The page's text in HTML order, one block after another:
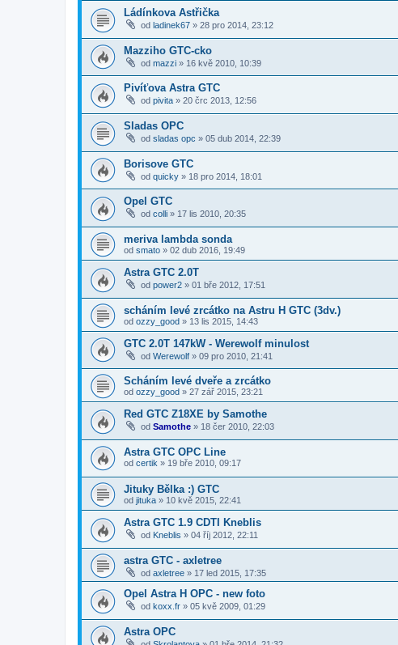
Ládínkova Astřička
od ladinek67 » 28 pro 2014, 23:12
Mazziho GTC-cko
od mazzi » 16 kvě 2010, 10:39
Pivíťova Astra GTC
od pivita » 20 črc 2013, 12:56
Sladas OPC
od sladas opc » 05 dub 2014, 22:39
Borisove GTC
od quicky » 18 pro 2014, 18:01
Opel GTC
od colli » 17 lis 2010, 20:35
meriva lambda sonda
od smato » 02 dub 2016, 19:49
Astra GTC 2.0T
od power2 » 01 bře 2012, 17:51
scháním levé zrcátko na Astru H GTC (3dv.)
od ozzy_good » 13 lis 2015, 14:43
GTC 2.0T 147kW - Werewolf minulost
od Werewolf » 09 pro 2010, 21:41
Scháním levé dveře a zrcátko
od ozzy_good » 27 zář 2015, 23:21
Red GTC Z18XE by Samothe
od Samothe » 18 čer 2010, 22:03
Astra GTC OPC Line
od certik » 19 bře 2010, 09:17
Jituky Bělka :) GTC
od jituka » 10 kvě 2015, 22:41
Astra GTC 1.9 CDTI Kneblis
od Kneblis » 04 říj 2012, 22:11
astra GTC - axletree
od axletree » 17 led 2015, 17:35
Opel Astra H OPC - new foto
od koxx.fr » 05 kvě 2009, 01:29
Astra OPC